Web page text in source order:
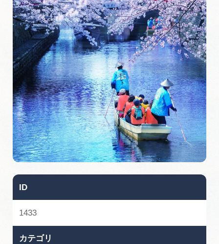
イベント
グルメ
旅の予約
アクセス
インフォメーション
ぎふ旅レポーター記事
早わかり岐阜
体験予約サイト「ＶＩＳＩＴ岐阜県」
岐阜県アウトドア観光キャンペーン
ID
1433
カテゴリ